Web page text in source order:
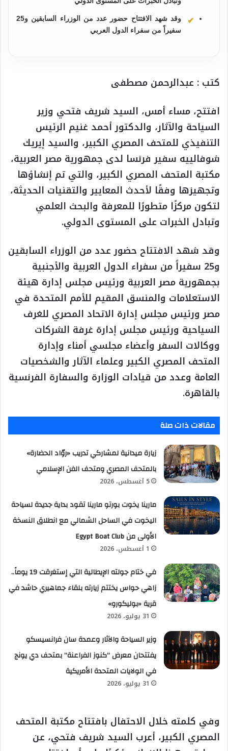
وقد شهد الافتتاح حضور عدد من الوزراء السابقين و25
سفيراً من سفراء الدول العربي
كتب : عبدالرحمن مصطفى
افتتح، مساء أمس، السيد شريف فتحي وزير
السياحة والآثار، والدكتور أحمد غنيم الرئيس
التنفيذي للمتحف المصري الكبير، والسيد إيريك
شوفالييه سفير فرنسا لدى جمهورية مصر العربية،
مكتبة المتحف المصري الكبير، والتي تم إنشاؤها
وتجهيزها وفقًا لأحدث المعايير والتقنيات الحديثة،
لتكون مركزًا متطورًا للمعرفة والبحث العلمي
وتبادل الخبرات على المستوى الدولي.
وقد شهد الافتتاح حضور عدد من الوزراء السابقين
و25 سفيراً من سفراء الدول العربية والأجنبية
بجمهورية مصر العربية ورئيس مجلس إدارة هيئة
الاستعلامات والمنسق المقيم للأمم المتحدة في
مصر ورئيس مجلس إدارة الاتحاد المصري للغرف
السياحية ورئيس مجلس إدارة غرفة الشركات
ووكالات السفر وأعضاء مجلسي أمناء وإدارة
المتحف المصري الكبير وعلماء الآثار والشخصيات
العامة وعدد من قيادات الوزارة والسفارة الفرنسية
بالقاهرة.
مقالات ذات صلة
زيارة ميدانية لمشاركي تدريب «روّاد الحضارة»
بالمتحف المصري ومتحف الفن الإسلامي
5 أغسطس، 2026
مارينا يخوت بورتو مارينا تقود بداية جديدة لسياحة
اليخوت في الساحل الشمالي مع انطلاق النسخة
الأولى من Egypt Boat Club
1 أغسطس، 2026
في ختام جولته الإيطالية التي إستغرقت 19 يوماً..
زاهي حواس يختتم زيارته بلقاء جماهيري حاشد في
قرية «بوليكورو»
31 يوليو، 2026
وزير السياحة والآثار وعمدة سان فرانسيسكو
يفتتحان معرض “كنوز الفراعنة” بمتحف دي يونج
في الولايات المتحدة الأمريكية
31 يوليو، 2026
وفي كلمته خلال الاحتفال بافتتاح مكتبة المتحف
المصري الكبير، أعرب السيد شريف فتحي، عن